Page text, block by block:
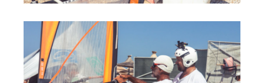
Ветратория.Вьетнам
Ветратория Египет
Ветратория.Россия